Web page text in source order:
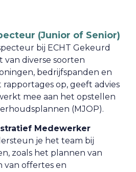
(Junior of Senior)
bij ECHT Gekeurd
van diverse soorten
bedrijfspanden en
op, geeft advies
mee aan het opstellen
(MJOP).
Medewerker
je het team bij
zoals het plannen van
van offertes en